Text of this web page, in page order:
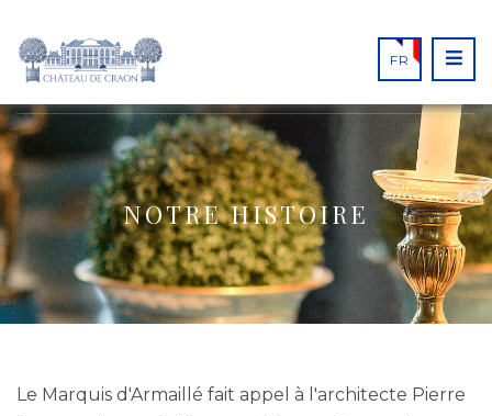
FR
NOTRE HISTOIRE
Le Marquis d'Armaillé fait appel à l'architecte Pierre